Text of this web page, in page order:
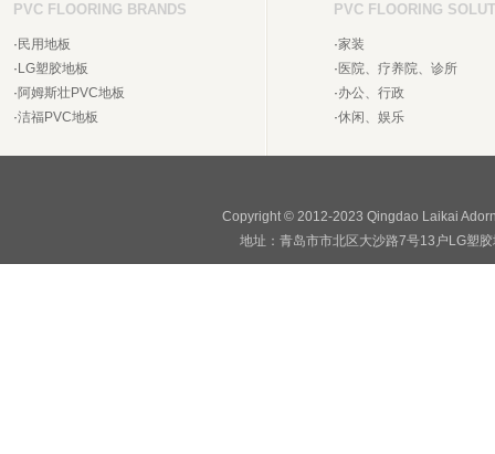
PVC FLOORING BRANDS
· 民用地板
· LG塑胶地板
·阿姆斯壮PVC地板
·洁福PVC地板
PVC FLOORING
·家装
· 医院、疗养院、诊所
·办公、行政
·休闲、娱乐
Copyright © 2012-2023 Qingdao Laikai
地址：青岛市市北区大沙路7号13户LG